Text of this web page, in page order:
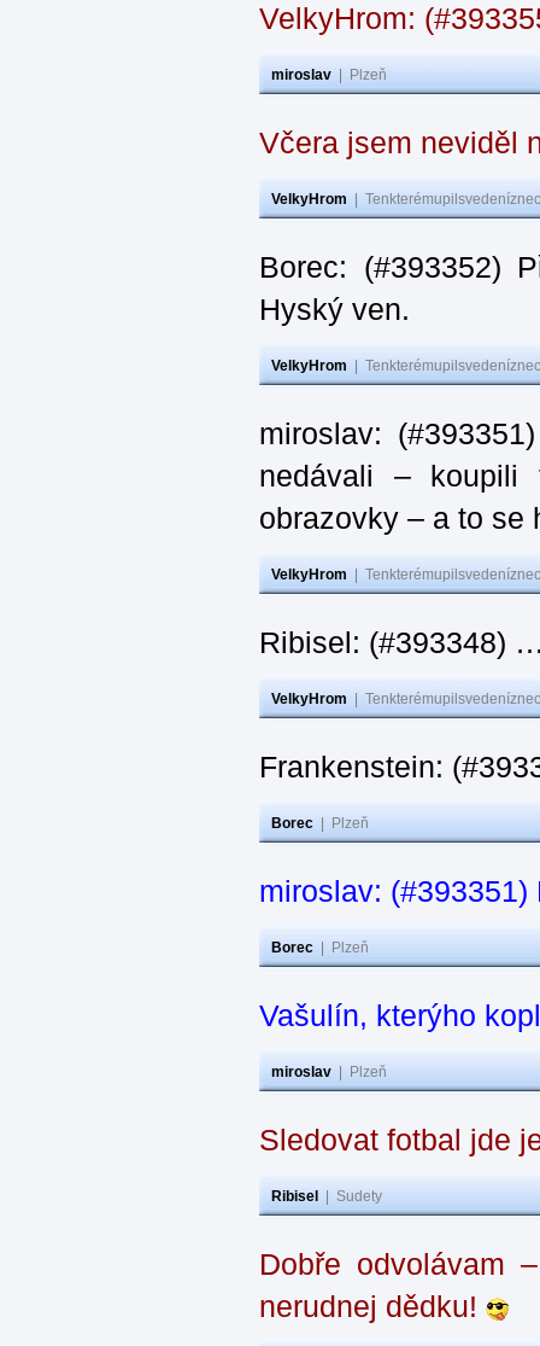
VelkyHrom:
miroslav Plzeň
Včera jsem neviděl
VelkyHrom
Borec: (#393352)
Hyský ven.
VelkyHrom
miroslav:
nedávali –
obrazovky – a to
VelkyHrom
Ribisel: (#393348)
VelkyHrom
Frankenstein:
Borec Plzeň
miroslav:
Borec Plzeň
Vašulín, kterýho
miroslav Plzeň
Sledovat fotbal jde
Ribisel Sudety
Dobře odvolávam
nerudnej dědku!